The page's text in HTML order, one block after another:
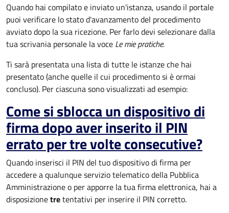
Quando hai compilato e inviato un'istanza, usando il portale
puoi verificare lo stato d'avanzamento del procedimento
avviato dopo la sua ricezione. Per farlo devi selezionare dalla
tua scrivania personale la voce Le mie pratiche.
Ti sarà presentata una lista di tutte le istanze che hai
presentato (anche quelle il cui procedimento si è ormai
concluso). Per ciascuna sono visualizzati ad esempio:
Come si sblocca un dispositivo di
firma dopo aver inserito il PIN
errato per tre volte consecutive?
Quando inserisci il PIN del tuo dispositivo di firma per
accedere a qualunque servizio telematico della Pubblica
Amministrazione o per apporre la tua firma elettronica, hai a
disposizionetretentativi per inserire il PIN corretto.